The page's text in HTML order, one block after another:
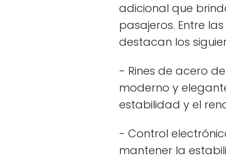
adicional que
pasajeros. Entre
destacan los
- Rines de acero
moderno y
estabilidad y el
- Control
mantener la